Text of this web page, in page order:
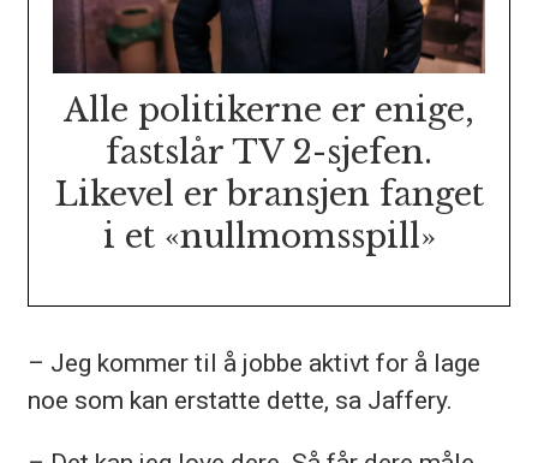
Alle politikerne er enige,
fastslår TV 2-sjefen.
Likevel er bransjen fanget
i et «nullmomsspill»
– Jeg kommer til å jobbe aktivt for å lage
noe som kan erstatte dette, sa Jaffery.